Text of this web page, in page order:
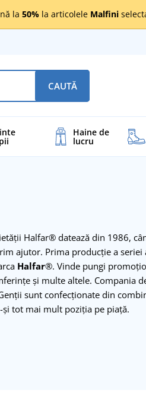
la 50% la articolele Malfini
CAUTĂ
Haine de
lucru
Halfar® datează din 1986,
ajutor. Prima producție a
Halfar®. Vinde pungi
și multe altele. Compania
sunt confecționate din
tot mai mult poziția pe piață.